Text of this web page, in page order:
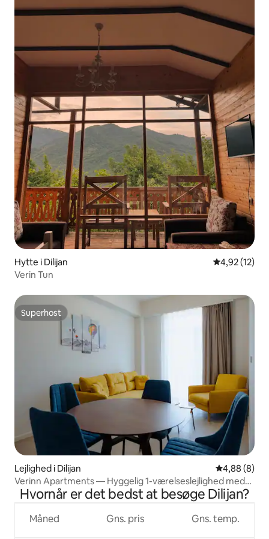
Hytte i Dilijan 4,92 ud af 5
4,92 (12)
Verin Tun
Superhost
Superhost
Lejlighed i Dilijan 4,88 ud af 5
4,88 (8)
Verinn Apartments — Hyggelig 1-værelseslejlighed med
fuldt udstyret køkken
Hvornår er det bedst at besøge Dilijan?
Måned Gns. pris Gns. temp.